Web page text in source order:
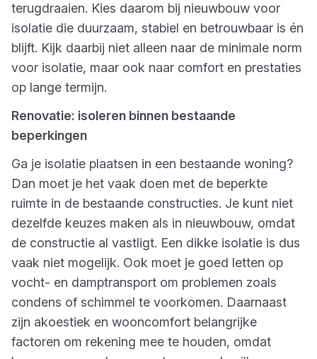
terugdraaien. Kies daarom bij nieuwbouw voor
isolatie die duurzaam, stabiel en betrouwbaar is én
blijft. Kijk daarbij niet alleen naar de minimale norm
voor isolatie, maar ook naar comfort en prestaties
op lange termijn.
Renovatie: isoleren binnen bestaande
beperkingen
Ga je isolatie plaatsen in een bestaande woning?
Dan moet je het vaak doen met de beperkte
ruimte in de bestaande constructies. Je kunt niet
dezelfde keuzes maken als in nieuwbouw, omdat
de constructie al vastligt. Een dikke isolatie is dus
vaak niet mogelijk. Ook moet je goed letten op
vocht- en damptransport om problemen zoals
condens of schimmel te voorkomen. Daarnaast
zijn akoestiek en wooncomfort belangrijke
factoren om rekening mee te houden, omdat